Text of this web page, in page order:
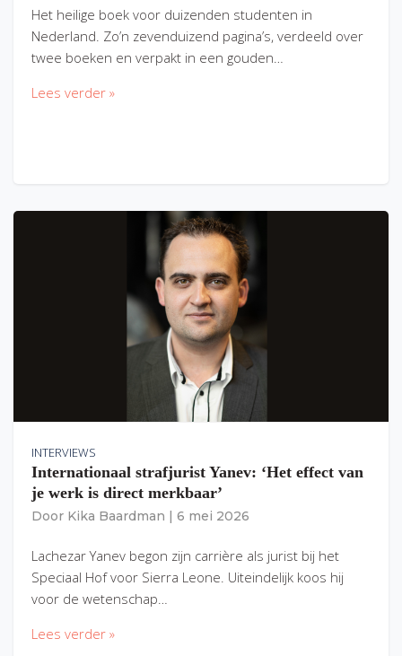
Het heilige boek voor duizenden studenten in
Nederland. Zo’n zevenduizend pagina’s, verdeeld over
twee boeken en verpakt in een gouden…
Lees verder »
INTERVIEWS
Internationaal strafjurist Yanev: ‘Het effect van
je werk is direct merkbaar’
Door Kika Baardman 6 mei 2026
Lachezar Yanev begon zijn carrière als jurist bij het
Speciaal Hof voor Sierra Leone. Uiteindelijk koos hij
voor de wetenschap…
Lees verder »